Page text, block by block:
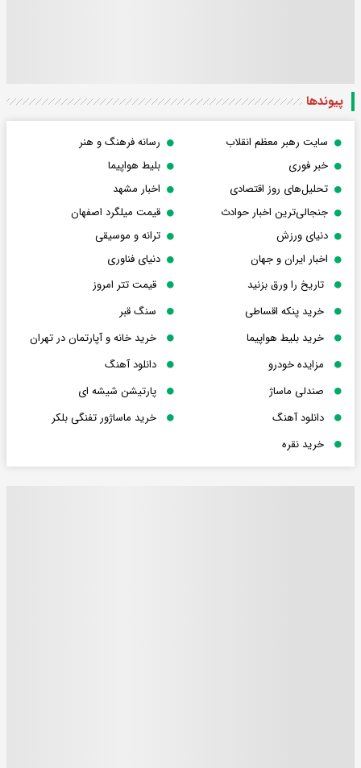
پیوندها
سایت رهبر معظم انقلاب
رسانه فرهنگ و هنر
خبر فوری
بلیط هواپیما
تحلیل‌های روز اقتصادی
اخبار مشهد
جنجالی‌ترین اخبار حوادث
قیمت میلگرد اصفهان
دنیای ورزش
ترانه و موسیقی
اخبار ایران و جهان
دنیای فناوری
تاریخ را ورق بزنید
قیمت تتر امروز
خرید پنکه اقساطی
سنگ قبر
خرید بلیط هواپیما
خرید خانه و آپارتمان در تهران
مزایده خودرو
دانلود آهنگ
صندلی ماساژ
پارتیشن شیشه ای
دانلود آهنگ
خرید ماساژور تفنگی بلکر
خرید نقره